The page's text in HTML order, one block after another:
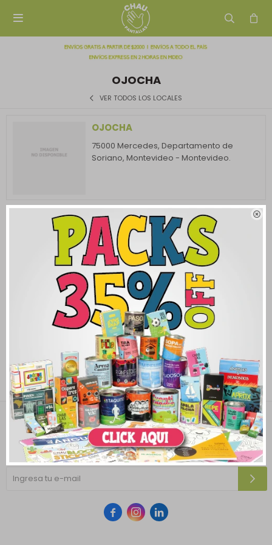


OJOCHA
VER TODOS LOS LOCALES
OJOCHA
75000 Mercedes, Departamento de
Soriano, Montevideo - Montevideo.
Newsletter
¡Suscribite y recibí todas nuestras novedades!
  